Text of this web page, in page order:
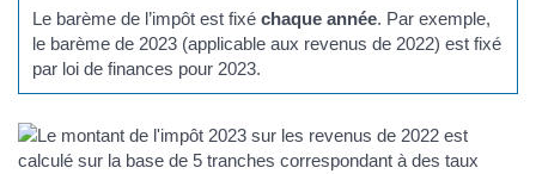
Le barème de l’impôt est fixéchaque année. Par exemple,
le barème de 2023 (applicable aux revenus de 2022) est fixé
par loi de finances pour 2023.